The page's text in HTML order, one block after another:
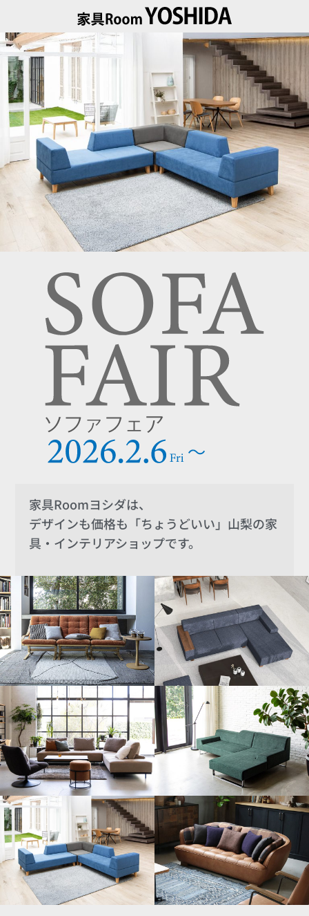
家具Roomヨシダは、
デザインも価格も「ちょうどいい」 山梨の家
具・インテリアショップです。